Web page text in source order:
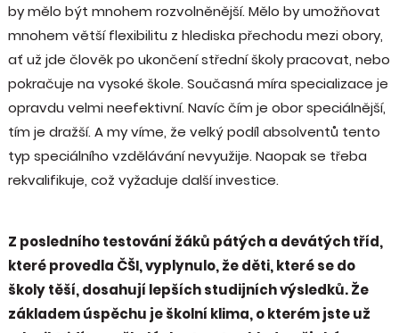
by mělo být mnohem rozvolněnější. Mělo by umožňovat
mnohem větší flexibilitu z hlediska přechodu mezi obory,
ať už jde člověk po ukončení střední školy pracovat, nebo
pokračuje na vysoké škole. Současná míra specializace je
opravdu velmi neefektivní. Navíc čím je obor speciálnější,
tím je dražší. A my víme, že velký podíl absolventů tento
typ speciálního vzdělávání nevyužije. Naopak se třeba
rekvalifikuje, což vyžaduje další investice.
Z posledního testování žáků pátých a devátých tříd,
které provedla ČŠI, vyplynulo, že děti, které se do
školy těší, dosahují lepších studijních výsledků. Že
základem úspěchu je školní klima, o kterém jste už